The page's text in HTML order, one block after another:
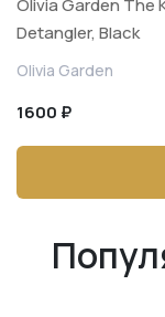
Detangler, Black
Olivia Garden
1600 ₽